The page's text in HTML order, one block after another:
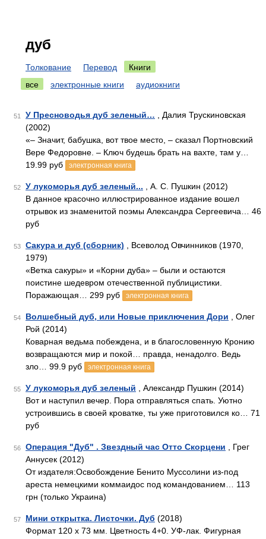
дуб
Толкование Перевод
Книги
все
электронные книги аудиокниги
51 У Пресноводья дуб зеленый… , Далия Трускиновская
(2002)
«– Значит, бабушка, вот твое место, – сказал Портновский
Вере Федоровне. – Ключ будешь брать на вахте, там у…
19.99 руб
электронная книга
52 У лукоморья дуб зеленый... , А. С. Пушкин (2012)
В данное красочно иллюстрированное издание вошел
отрывок из знаменитой поэмы Александра Сергеевича… 46
руб
53 Сакура и дуб (сборник) , Всеволод Овчинников (1970,
1979)
«Ветка сакуры» и «Корни дуба» – были и остаются
поистине шедевром отечественной публицистики.
Поражающая… 299 руб
электронная книга
54 Волшебный дуб, или Новые приключения Дори , Олег
Рой (2014)
Коварная ведьма побеждена, и в благословенную Кронию
возвращаются мир и покой… правда, ненадолго. Ведь
зло… 99.9 руб
электронная книга
55 У лукоморья дуб зеленый , Александр Пушкин (2014)
Вот и наступил вечер. Пора отправляться спать. Уютно
устроившись в своей кроватке, ты уже приготовился ко… 71
руб
56 Операция "Дуб" . Звездный час Отто Скорцени , Грег
Аннусек (2012)
От издателя:Освобождение Бенито Муссолини из-под
ареста немецкими коммаидос под командованием… 113
грн (только Украина)
57 Мини открытка. Листочки. Дуб (2018)
Формат 120 х 73 мм. Цветность 4+0. УФ-лак. Фигурная